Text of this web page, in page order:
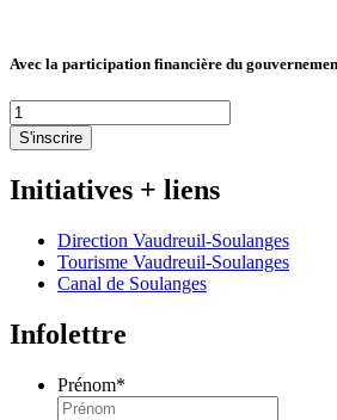
Avec la participation financière du
S'inscrire
Initiatives + liens
Direction Vaudreuil-Soulanges
Tourisme Vaudreuil-Soulanges
Canal de Soulanges
Infolettre
Prénom*